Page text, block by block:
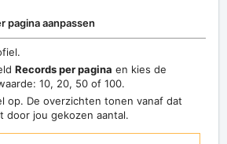
pagina aanpassen
Records per pagina en kies de
10, 20, 50 of 100.
op. De overzichten tonen vanaf dat
door jou gekozen aantal.